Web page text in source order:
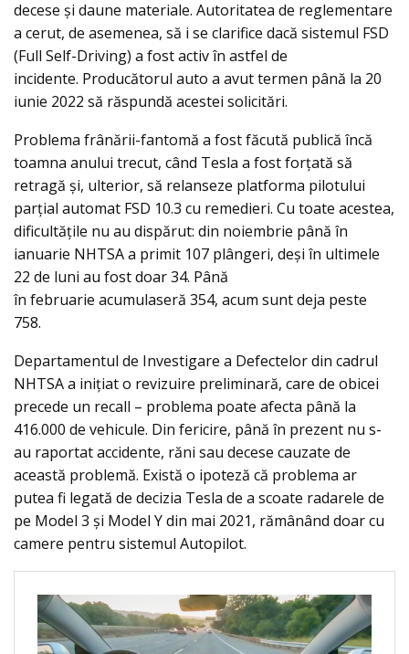
decese și daune materiale. Autoritatea de reglementare
a cerut, de asemenea, să i se clarifice dacă sistemul FSD
(Full Self-Driving) a fost activ în astfel de
incidente. Producătorul auto a avut termen până la 20
iunie 2022 să răspundă acestei solicitări.
Problema frânării-fantomă a fost făcută publică încă
toamna anului trecut, când Tesla a fost forțată să
retragă și, ulterior, să relanseze platforma pilotului
parţial automat FSD 10.3 cu remedieri. Cu toate acestea,
dificultățile nu au dispărut: din noiembrie până în
ianuarie NHTSA a primit 107 plângeri, deși în ultimele
22 de luni au fost doar 34. Până
în februarie acumulaseră 354, acum sunt deja peste
758.
Departamentul de Investigare a Defectelor din cadrul
NHTSA a inițiat o revizuire preliminară, care de obicei
precede un recall – problema poate afecta până la
416.000 de vehicule. Din fericire, până în prezent nu s-
au raportat accidente, răni sau decese cauzate de
această problemă. Există o ipoteză că problema ar
putea fi legată de decizia Tesla de a scoate radarele de
pe Model 3 și Model Y din mai 2021, rămânând doar cu
camere pentru sistemul Autopilot.